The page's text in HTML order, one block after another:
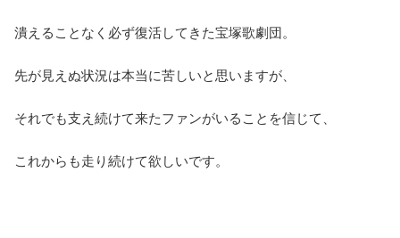
潰えることなく必ず復活してきた宝塚歌劇団。
先が見えぬ状況は本当に苦しいと思いますが、
それでも支え続けて来たファンがいることを信じて、
これからも走り続けて欲しいです。